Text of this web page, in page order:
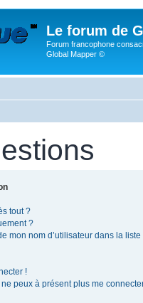
Le forum de
Forum francophone
Global Mapper ©
tout ?
?
mon nom d’utilisateur dans la liste
!
peux à présent plus me